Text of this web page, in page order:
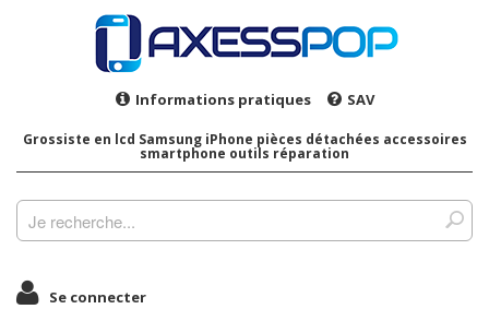
Informations pratiques SAV
Grossiste en lcd Samsung iPhone pièces détachées accessoires
smartphone outils réparation
Se connecter